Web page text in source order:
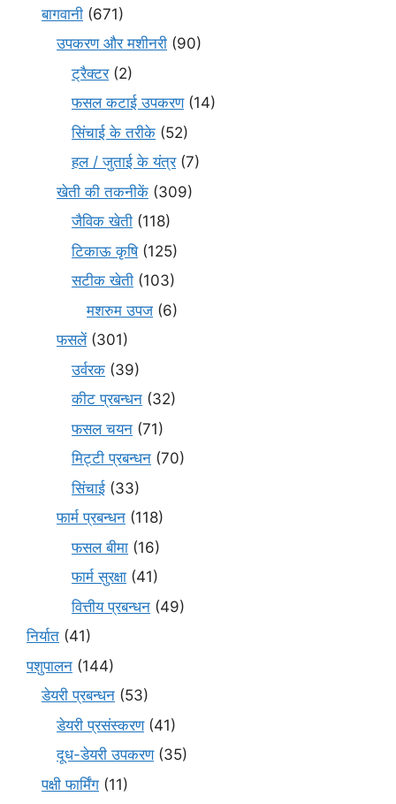
बागवानी (671)
उपकरण और मशीनरी (90)
ट्रैक्टर(2)
फसल कटाई उपकरण(14)
सिंचाई के तरीके (52)
हल / जुताई के यंत्र(7)
खेती की तकनीकें (309)
जैविक खेती (118)
टिकाऊ कृषि(125)
सटीक खेती (103)
मशरुम उपज (6)
फसलें(301)
उर्वरक (39)
कीट प्रबन्धन (32)
फसल चयन (71)
मि‌ट्टी प्रबन्धन (70)
सिंचाई (33)
फार्म प्रबन्धन (118)
फसल बीमा (16)
फार्म सुरक्षा (41)
वित्तीय प्रबन्धन (49)
निर्यात (41)
पशुपालन (144)
डेयरी प्रबन्धन (53)
डेयरी प्रसंस्करण(41)
दूध-डेयरी उपकरण(35)
पक्षी फार्मिंग (11)